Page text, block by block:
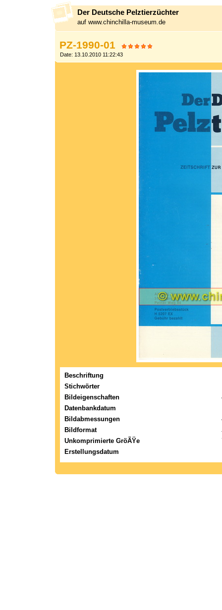
Der Deutsche Pelztierzüchter
auf www.chinchilla-museum.de
PZ-1990-01
Date: 13.10.2010 11:22:43
Beschriftung
Stichwörter
Bildeigenschaften
Datenbankdatum
Bildabmessungen
Bildformat
Unkomprimierte GröÃŸe
Erstellungsdatum